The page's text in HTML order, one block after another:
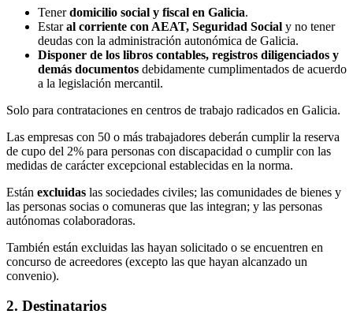
Tenerdomicilio social y fiscal en Galicia.
Estaral corriente con AEAT, Seguridad Social y no tener
deudas con la administración autonómica de Galicia.
Disponer de los libros contables, registros diligenciados y
demás documentos debidamente cumplimentados de acuerdo
a la legislación mercantil.
Solo para contrataciones en centros de trabajo radicados en Galicia.
Las empresas con 50 o más trabajadores deberán cumplir la reserva
de cupo del 2% para personas con discapacidad o cumplir con las
medidas de carácter excepcional establecidas en la norma.
Están excluidas las sociedades civiles; las comunidades de bienes y
las personas socias o comuneras que las integran; y las personas
autónomas colaboradoras.
También están excluidas las hayan solicitado o se encuentren en
concurso de acreedores (excepto las que hayan alcanzado un
convenio).
2. Destinatarios